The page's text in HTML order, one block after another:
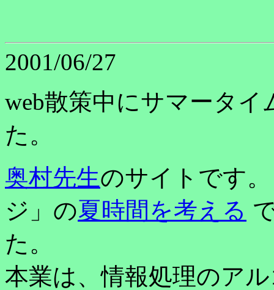
2001/06/27
web散策中にサマータ
た。
奥村先生のサイトです
ジ」の夏時間を考える
た。
本業は、情報処理のア